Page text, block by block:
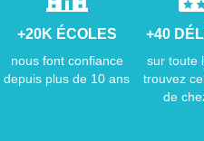
+20K ÉCOLES
nous font confiance
depuis plus de 10 ans
+40
sur toute
trouvez
de